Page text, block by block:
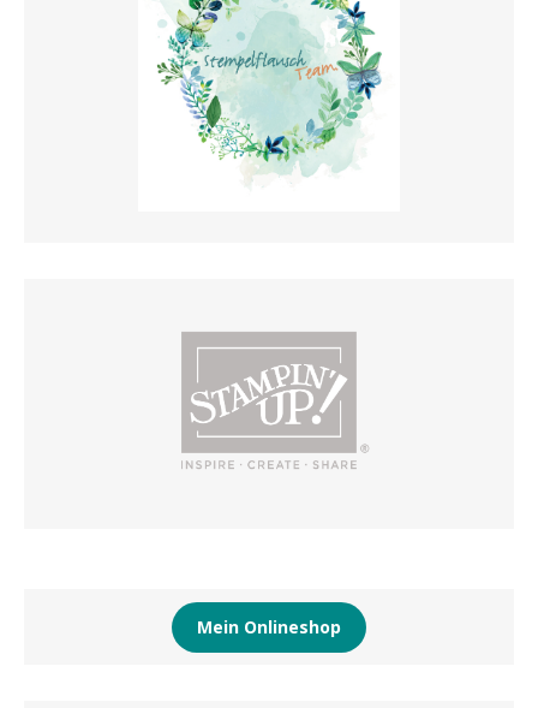
Mein Onlineshop